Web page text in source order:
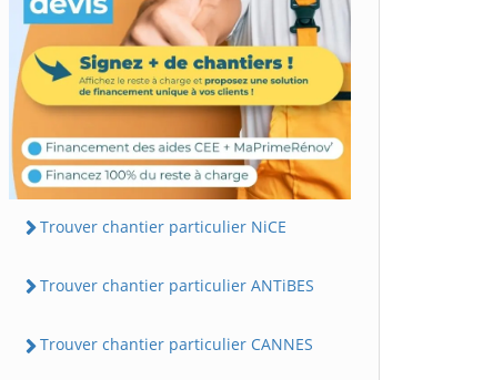
Trouver chantier particulier NiCE
Trouver chantier particulier ANTiBES
Trouver chantier particulier CANNES